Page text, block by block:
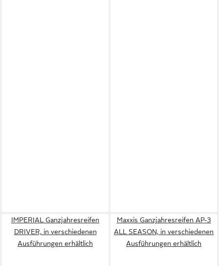
IMPERIAL Ganzjahresreifen
DRIVER, in verschiedenen
Ausführungen erhältlich
Maxxis Ganzjahresreifen AP-3
ALL SEASON, in verschiedenen
Ausführungen erhältlich